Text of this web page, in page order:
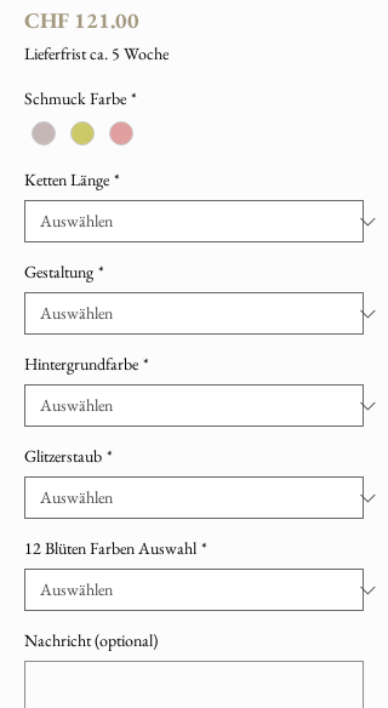
CHF 121.00
Lieferfrist ca. 5 Woche
Schmuck Farbe *
Ketten Länge *
Gestaltung *
Hintergrundfarbe *
Glitzerstaub *
12 Blüten Farben Auswahl *
Nachricht (optional)